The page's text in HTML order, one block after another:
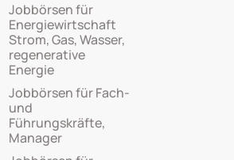
Jobbörsen für
Energiewirtschaft
Strom, Gas, Wasser,
regenerative
Energie
Jobbörsen für Fach-
und
Führungskräfte,
Manager